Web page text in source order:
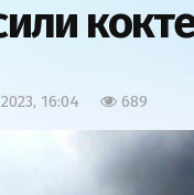
16:04 689